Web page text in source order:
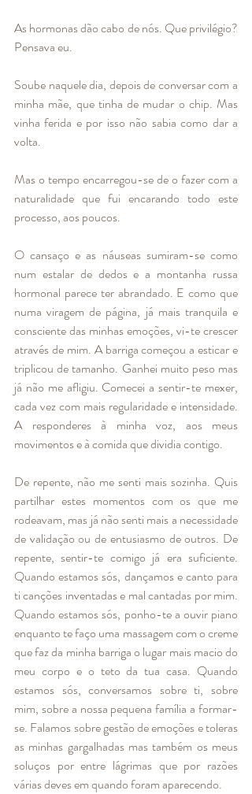
As hormonas dão cabo de nós. Que privilégio?
Pensava eu.
Soube naquele dia, depois de conversar com a
minha mãe, que tinha de mudar o chip. Mas
vinha ferida e por isso não sabia como dar a
volta.
Mas o tempo encarregou-se de o fazer com a
naturalidade que fui encarando todo este
processo, aos poucos.
O cansaço e as náuseas sumiram-se como
num estalar de dedos e a montanha russa
hormonal parece ter abrandado. E como que
numa viragem de página, já mais tranquila e
consciente das minhas emoções, vi-te crescer
através de mim. A barriga começou a esticar e
triplicou de tamanho. Ganhei muito peso mas
já não me afligiu. Comecei a sentir-te mexer,
cada vez com mais regularidade e intensidade.
A responderes à minha voz, aos meus
movimentos e à comida que dividia contigo.
De repente, não me senti mais sozinha. Quis
partilhar estes momentos com os que me
rodeavam, mas já não senti mais a necessidade
de validação ou de entusiasmo de outros. De
repente, sentir-te comigo já era suficiente.
Quando estamos sós, dançamos e canto para
ti canções inventadas e mal cantadas por mim.
Quando estamos sós, ponho-te a ouvir piano
enquanto te faço uma massagem com o creme
que faz da minha barriga o lugar mais macio do
meu corpo e o teto da tua casa. Quando
estamos sós, conversamos sobre ti, sobre
mim, sobre a nossa pequena família a formar-
se. Falamos sobre gestão de emoções e toleras
as minhas gargalhadas mas também os meus
soluços por entre lágrimas que por razões
várias deves em quando foram aparecendo.